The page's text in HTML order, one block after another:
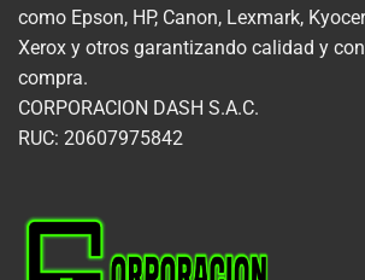
como Epson, HP, Canon, Lexmark,
Xerox y otros garantizando calidad y
compra.
CORPORACION DASH S.A.C.
RUC: 20607975842